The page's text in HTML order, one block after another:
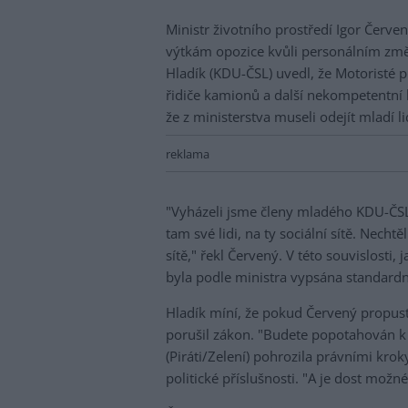
Ministr životního prostředí Igor
výtkám opozice kvůli personálním
Hladík (KDU-ČSL) uvedl, že
řidiče kamionů a další nekompetentní
že z ministerstva museli odejít mladí
reklama
"Vyházeli jsme členy mladého KDU-
tam své lidi, na ty sociální sítě.
sítě," řekl Červený. V této souvislosti,
byla podle ministra vypsána
Hladík míní, že pokud Červený
porušil zákon. "Budete popotahován
(Piráti/Zelení) pohrozila právními
politické příslušnosti. "A je dost